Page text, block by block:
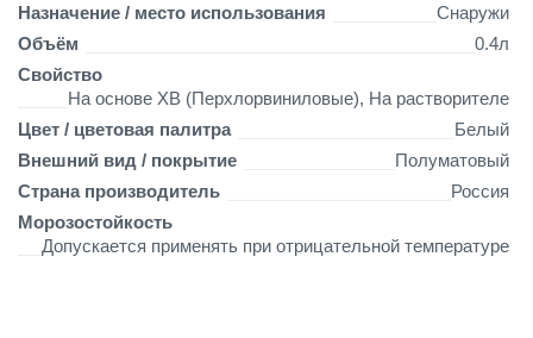
В
о
с
о
п
р
о
Назначение / место использования
Снаружи
Объём
0.4л
Свойство
На основе ХВ (Перхлорвиниловые), На растворителе
Цвет / цветовая палитра
Белый
Внешний вид / покрытие
Полуматовый
Страна производитель
Россия
Морозостойкость
Допускается применять при отрицательной температуре